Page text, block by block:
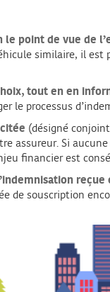
point de vue de
similaire, il est
tout en en
le processus
(désigné
assureur. Si
financier est
de souscription